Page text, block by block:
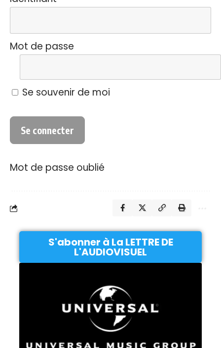
Mot de passe
Se souvenir de moi
Mot de passe oublié
S'abonner à La LETTRE DE
L'AUDIOVISUEL